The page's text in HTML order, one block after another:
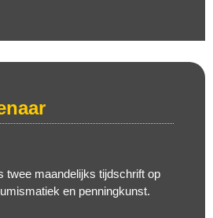
twee maandelijks tijdschrift op
en penningkunst.